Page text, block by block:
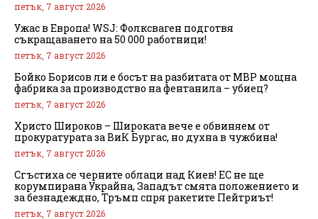
петък, 7 август 2026
Ужас в Европа! WSJ: Фолксваген подготвя
съкращаването на 50 000 работници!
петък, 7 август 2026
Бойко Борисов ли е босът на разбитата от МВР мощна
фабрика за производство на фентанила – убиец?
петък, 7 август 2026
Христо Широков – Широката вече е обвиняем от
прокуратурата за ВиК Бургас, но духна в чужбина!
петък, 7 август 2026
Сгъстиха се черните облаци над Киев! ЕС не ще
корумпирана Украйна, Западът смята положението и
за безнадеждно, Тръмп спря ракетите Пейтриът!
петък, 7 август 2026